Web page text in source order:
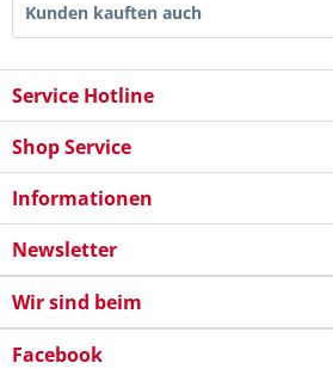
Kunden kauften auch
Service Hotline
Shop Service
Informationen
Newsletter
Wir sind beim
Facebook